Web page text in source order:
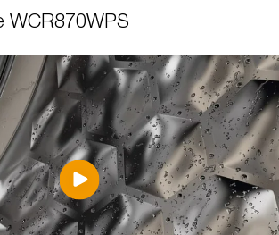
WCR870WPS